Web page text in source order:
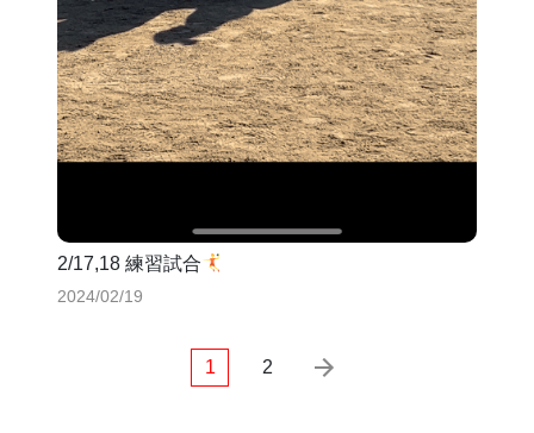
2/17,18 練習試合
2024/02/19
1 2